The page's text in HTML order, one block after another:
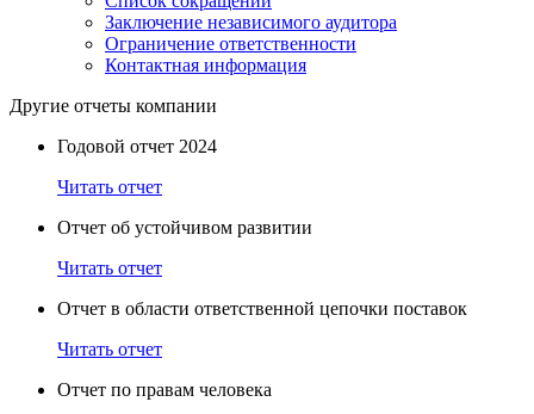
Заключение независимого аудитора
Ограничение ответственности
Контактная информация
Другие отчеты компании
Годовой отчет 2024
Читать отчет
Отчет об устойчивом развитии
Читать отчет
Отчет в области ответственной цепочки поставок
Читать отчет
Отчет по правам человека